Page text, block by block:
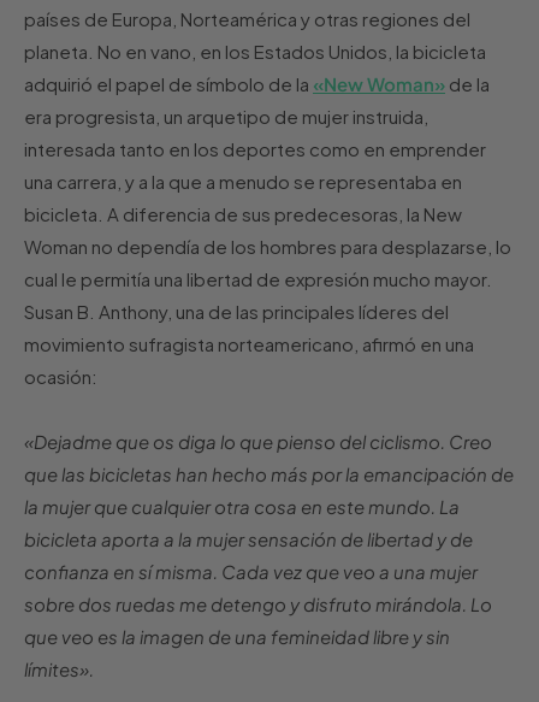
países de Europa, Norteamérica y otras regiones del
planeta. No en vano, en los Estados Unidos, la bicicleta
adquirió el papel de símbolo de la «New Woman» de la
era progresista, un arquetipo de mujer instruida,
interesada tanto en los deportes como en emprender
una carrera, y a la que a menudo se representaba en
bicicleta. A diferencia de sus predecesoras, la New
Woman no dependía de los hombres para desplazarse, lo
cual le permitía una libertad de expresión mucho mayor.
Susan B. Anthony, una de las principales líderes del
movimiento sufragista norteamericano, afirmó en una
ocasión:
«Dejadme que os diga lo que pienso del ciclismo. Creo
que las bicicletas han hecho más por la emancipación de
la mujer que cualquier otra cosa en este mundo. La
bicicleta aporta a la mujer sensación de libertad y de
confianza en sí misma. Cada vez que veo a una mujer
sobre dos ruedas me detengo y disfruto mirándola. Lo
que veo es la imagen de una femineidad libre y sin
límites».